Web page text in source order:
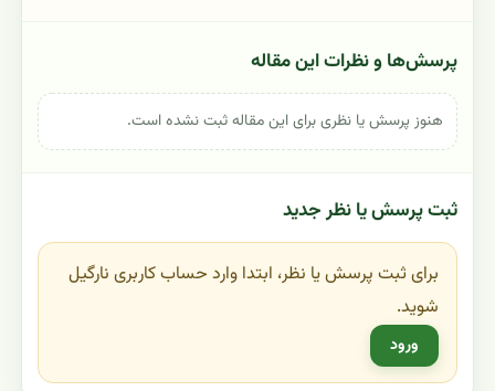
پرسش‌ها و نظرات این مقاله
هنوز پرسش یا نظری برای این مقاله ثبت نشده است.
ثبت پرسش یا نظر جدید
برای ثبت پرسش یا نظر، ابتدا وارد حساب کاربری نارگیل
شوید.
ورود